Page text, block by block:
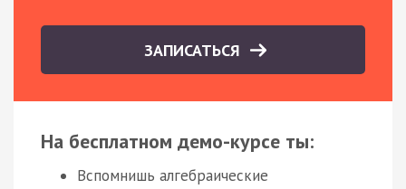
ЗАПИСАТЬСЯ
На бесплатном демо-курсе ты:
Вспомнишь алгебраические